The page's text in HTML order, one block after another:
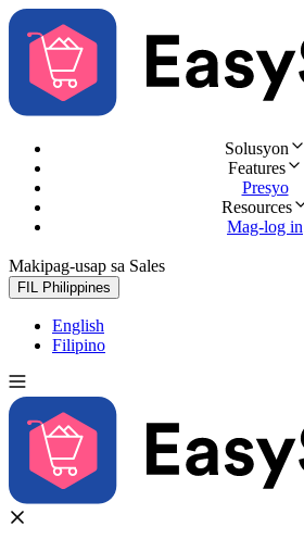
Solusyon
Features
Presyo
Resources
Mag-log in
Makipag-usap sa Sales
FIL Philippines
English
Filipino